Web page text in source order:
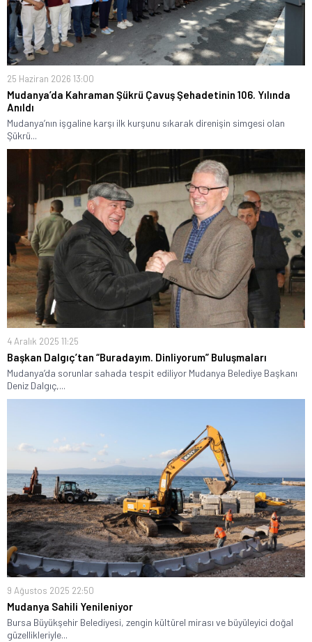
25 Haziran 2026 13:00
Mudanya’da Kahraman Şükrü Çavuş Şehadetinin 106. Yılında
Anıldı
Mudanya’nın işgaline karşı ilk kurşunu sıkarak direnişin simgesi olan
Şükrü...
4 Aralık 2025 11:25
Başkan Dalgıç’tan “Buradayım. Dinliyorum” Buluşmaları
Mudanya’da sorunlar sahada tespit ediliyor Mudanya Belediye Başkanı
Deniz Dalgıç,...
9 Ağustos 2025 22:50
Mudanya Sahili Yenileniyor
Bursa Büyükşehir Belediyesi, zengin kültürel mirası ve büyüleyici doğal
güzellikleriyle...